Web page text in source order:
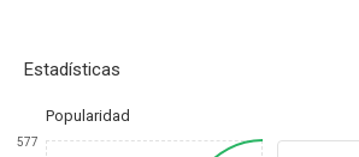
Estadísticas
Popularidad
577